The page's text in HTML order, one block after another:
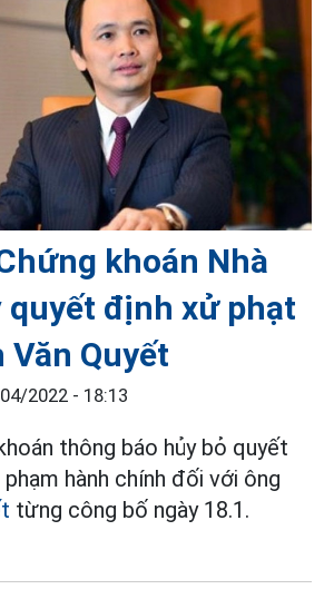
khoán Nhà
quyết định xử phạt
Quyết
2022 - 18:13
thông báo hủy bỏ quyết
hành chính đối với ông
từng công bố ngày 18.1.